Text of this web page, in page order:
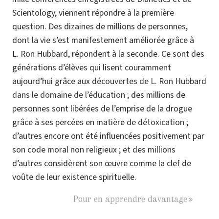
Scientology, viennent répondre à la première
question. Des dizaines de millions de personnes,
dont la vie s’est manifestement améliorée grâce à
L. Ron Hubbard, répondent à la seconde. Ce sont des
générations d’élèves qui lisent couramment
aujourd’hui grâce aux découvertes de L. Ron Hubbard
dans le domaine de l’éducation ; des millions de
personnes sont libérées de l’emprise de la drogue
grâce à ses percées en matière de détoxication ;
d’autres encore ont été influencées positivement par
son code moral non religieux ; et des millions
d’autres considèrent son œuvre comme la clef de
voûte de leur existence spirituelle.
Pour en apprendre davantage